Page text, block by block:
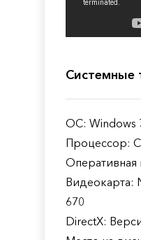
Системные
ОС: Windows
Процессор:
Оперативная
Видеокарта:
670
DirectX: